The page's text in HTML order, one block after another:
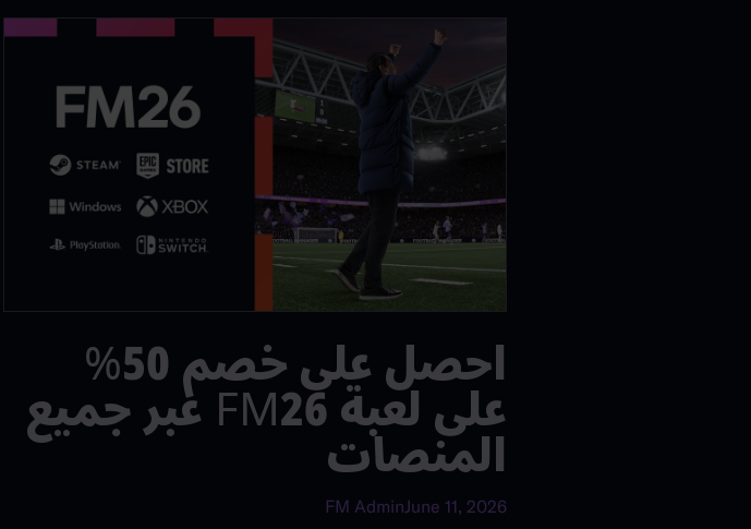
احصل على خصم 50%
على لعبة FM26 عبر جميع المنصات
June 11, 2026
FM Admin